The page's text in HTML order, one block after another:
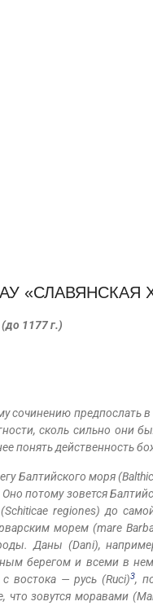
«СЛАВЯНСКАЯ
(до 1177 г.)
сочинению предпослать в
сколь сильно они
понять действенность
Балтийского моря
потому зовется
regiones) до
морем (mare
Даны (Dani),
берегом и всеми в
востока — русь (Ruci)3,
что зовутся моравами